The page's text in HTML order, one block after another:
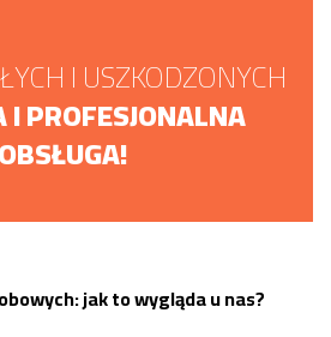
I USZKODZONYCH
I PROFESJONALNA
OBSŁUGA!
jak to wygląda u nas?